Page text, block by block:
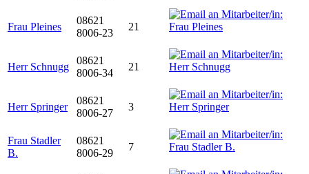
Frau Pleines
08621
8006-23
21
Herr Schnugg
08621
8006-34
21
Herr Springer
08621
8006-27
3
Frau Stadler
B.
08621
8006-29
7